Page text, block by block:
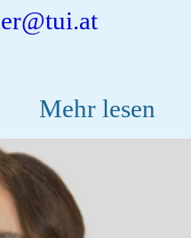
Mehr lesen